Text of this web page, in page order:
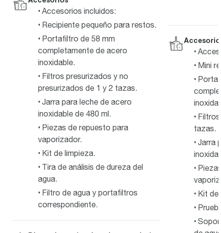
Accesorios incluidos:
Recipiente pequeño para restos.
Portafiltro de 58 mm
completamente de acero
inoxidable.
Filtros presurizados y no
presurizados de 1 y 2 tazas.
Jarra para leche de acero
inoxidable de 480 ml.
Piezas de repuesto para
vaporizador.
Kit de limpieza.
Tira de análisis de dureza del
agua.
Filtro de agua y portafiltros
correspondiente.
Mini
tazas.
Jarra
Kit de